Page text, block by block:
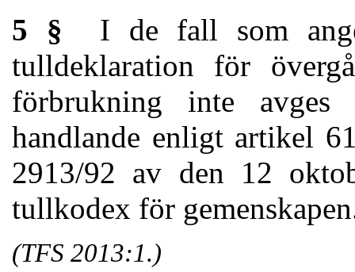
5 § I de fall som
tulldeklaration för
förbrukning inte avges
handlande enligt artikel
2913/92 av den 12
tullkodex för
(TFS 2013:1.)